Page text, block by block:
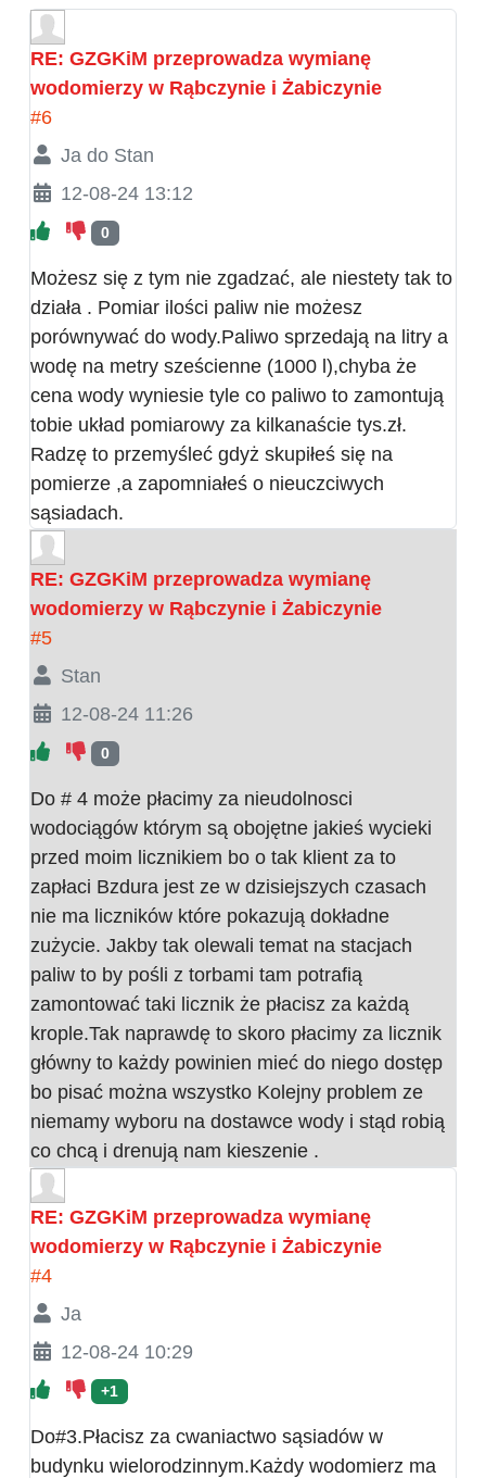
RE: GZGKiM przeprowadza wymianę
wodomierzy w Rąbczynie i Żabiczynie
#6
Ja do Stan
12-08-24 13:12
0
Możesz się z tym nie zgadzać, ale niestety tak to
działa . Pomiar ilości paliw nie możesz
porównywać do wody.Paliwo sprzedają na litry a
wodę na metry sześcienne (1000 l),chyba że
cena wody wyniesie tyle co paliwo to zamontują
tobie układ pomiarowy za kilkanaście tys.zł.
Radzę to przemyśleć gdyż skupiłeś się na
pomierze ,a zapomniałeś o nieuczciwych
sąsiadach.
RE: GZGKiM przeprowadza wymianę
wodomierzy w Rąbczynie i Żabiczynie
#5
Stan
12-08-24 11:26
0
Do # 4 może płacimy za nieudolnosci
wodociągów którym są obojętne jakieś wycieki
przed moim licznikiem bo o tak klient za to
zapłaci Bzdura jest ze w dzisiejszych czasach
nie ma liczników które pokazują dokładne
zużycie. Jakby tak olewali temat na stacjach
paliw to by pośli z torbami tam potrafią
zamontować taki licznik że płacisz za każdą
krople.Tak naprawdę to skoro płacimy za licznik
główny to każdy powinien mieć do niego dostęp
bo pisać można wszystko Kolejny problem ze
niemamy wyboru na dostawce wody i stąd robią
co chcą i drenują nam kieszenie .
RE: GZGKiM przeprowadza wymianę
wodomierzy w Rąbczynie i Żabiczynie
#4
Ja
12-08-24 10:29
+1
Do#3.Płacisz za cwaniactwo sąsiadów w
budynku wielorodzinnym.Każdy wodomierz ma